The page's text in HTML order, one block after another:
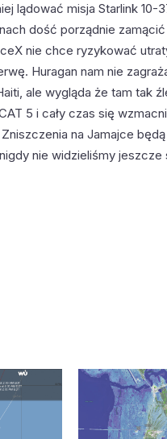
lądować misja Starlink 10-
dość porządnie
nie chce ryzykować
Huragan nam nie
ale wygląda że tam tak
5 i cały czas się
na Jamajce będą
nie widzieliśmy jeszcze